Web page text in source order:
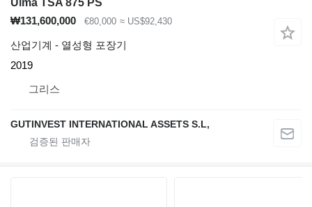
Ulma TSA 875 PS
₩131,600,000
€80,000 ≈ US$92,430
산업기계 - 열성형 포장기
2019
그리스
GUTINVEST INTERNATIONAL ASSETS S.L,